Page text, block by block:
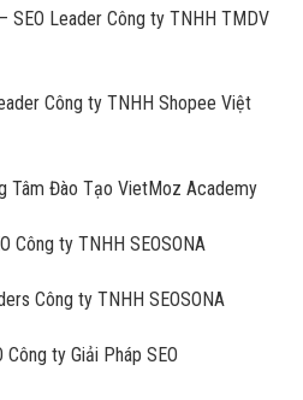
SEO Leader Công ty TNHH TMDV
Công ty TNHH Shopee Việt
Tâm Đào Tạo VietMoz Academy
Công ty TNHH SEOSONA
Công ty TNHH SEOSONA
ty Giải Pháp SEO